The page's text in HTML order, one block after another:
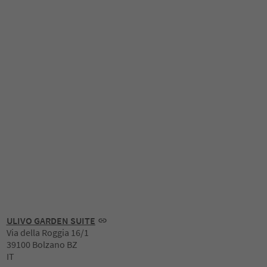
ULIVO GARDEN SUITE
Via della Roggia 16/1
39100 Bolzano BZ
IT